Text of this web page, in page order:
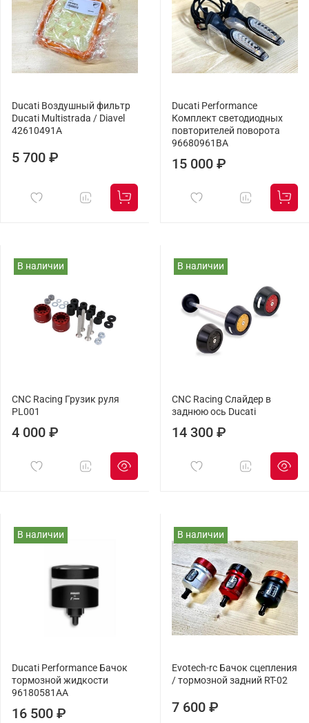
Ducati Воздушный фильтр
Ducati Multistrada / Diavel
42610491A
5 700 ₽
Ducati Performance
Комплект светодиодных
повторителей поворота
96680961BA
15 000 ₽
В наличии
CNC Racing Грузик руля
PL001
4 000 ₽
В наличии
CNC Racing Слайдер в
заднюю ось Ducati
14 300 ₽
В наличии
Ducati Performance Бачок
тормозной жидкости
96180581AA
16 500 ₽
В наличии
Evotech-rc Бачок сцепления
/ тормозной задний RT-02
7 600 ₽